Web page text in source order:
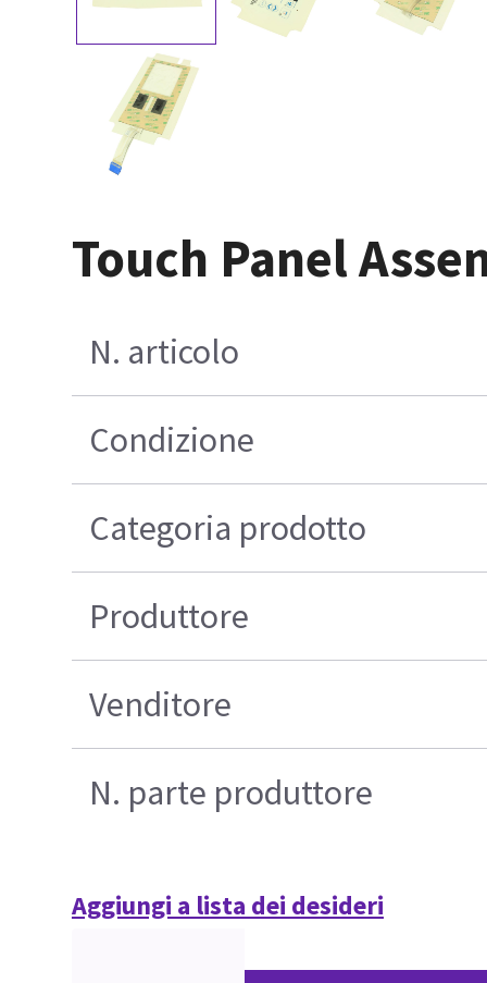
Touch Panel
N. articolo
Condizione
Categoria prodotto
Produttore
Venditore
N. parte produttore
Aggiungi a lista dei desideri